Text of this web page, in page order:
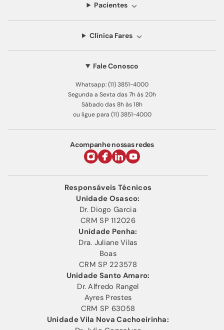
Pacientes
Clínica Fares
Fale Conosco
Whatsapp: (11) 3851-4000
Segunda a Sexta das 7h às 20h
Sábado das 8h às 18h
ou ligue para (11) 3851-4000
Acompanhe nossas redes
Responsáveis Técnicos
Unidade Osasco:
Dr. Diogo Garcia
CRM SP 112026
Unidade Penha:
Dra. Juliane Vilas
Boas
CRM SP 223578
Unidade Santo Amaro:
Dr. Alfredo Rangel
Ayres Prestes
CRM SP 63058
Unidade Vila Nova Cachoeirinha: